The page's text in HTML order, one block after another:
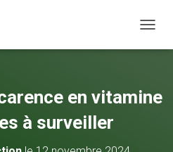
en vitamine
à surveiller